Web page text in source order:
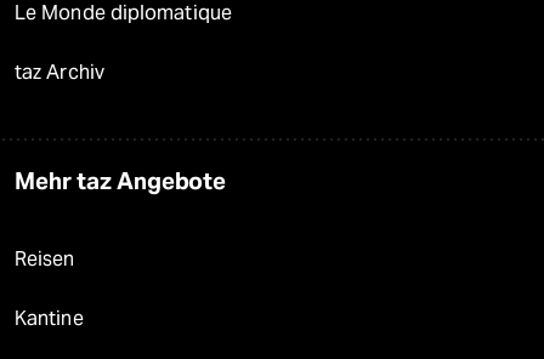
Le Monde diplomatique
taz Archiv
Mehr taz Angebote
Reisen
Kantine